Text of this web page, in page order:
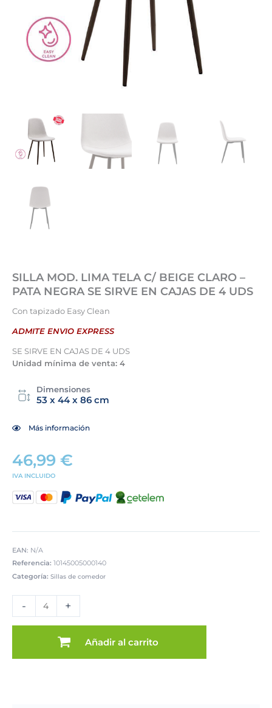
SILLA MOD. LIMA TELA C/ BEIGE CLARO –
PATA NEGRA SE SIRVE EN CAJAS DE 4 UDS
Con tapizado Easy Clean
ADMITE ENVIO EXPRESS
SE SIRVE EN CAJAS DE 4 UDS
Unidad mínima de venta: 4
Dimensiones
53 x 44 x 86 cm
Más información
46,99 €
IVA INCLUIDO
EAN: N/A
Referencia: 10145005000140
Categoría: Sillas de comedor
-
TELA
CLARO
+
Añadir al carrito